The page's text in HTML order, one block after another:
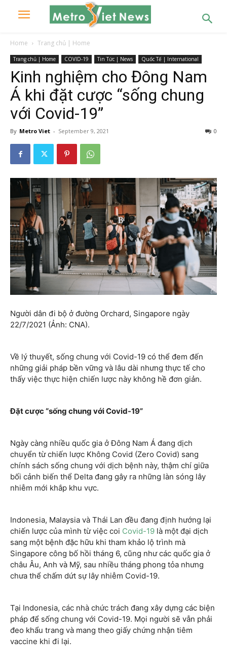
Home Trang chủ | Home
Trang chủ | Home COVID-19 Tin Tức | News Quốc Tế | International
Kinh nghiệm cho Đông Nam
Á khi đặt cược “sống chung
với Covid-19”
By Metro Viet - September 9, 2021 0
Người dân đi bộ ở đường Orchard, Singapore ngày
22/7/2021 (Ảnh: CNA).
Về lý thuyết, sống chung với Covid-19 có thể đem đến
những giải pháp bền vững và lâu dài nhưng thực tế cho
thấy việc thực hiện chiến lược này không hề đơn giản.
Đặt cược “sống chung với Covid-19”
Ngày càng nhiều quốc gia ở Đông Nam Á đang dịch
chuyển từ chiến lược Không Covid (Zero Covid) sang
chính sách sống chung với dịch bệnh này, thậm chí giữa
bối cảnh biến thể Delta đang gây ra những làn sóng lây
nhiễm mới khắp khu vực.
Indonesia, Malaysia và Thái Lan đều đang định hướng lại
chiến lược của mình từ việc coi Covid-19 là một đại dịch
sang một bệnh đặc hữu khi tham khảo lộ trình mà
Singapore công bố hồi tháng 6, cũng như các quốc gia ở
châu Âu, Anh và Mỹ, sau nhiều tháng phong tỏa nhưng
chưa thể chấm dứt sự lây nhiễm Covid-19.
Tại Indonesia, các nhà chức trách đang xây dựng các biện
pháp để sống chung với Covid-19. Mọi người sẽ vẫn phải
đeo khẩu trang và mang theo giấy chứng nhận tiêm
vaccine khi đi lại.